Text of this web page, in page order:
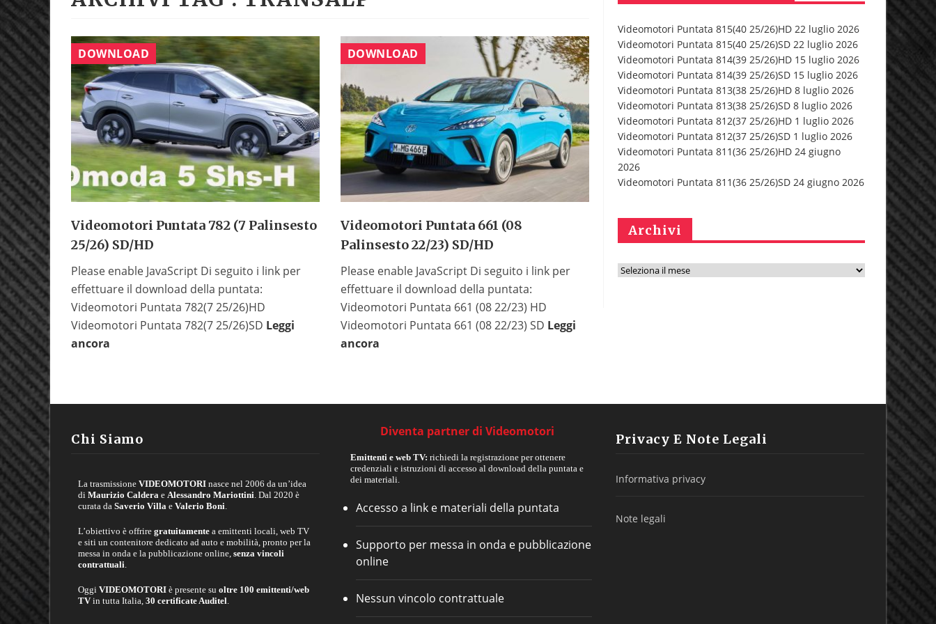
DOWNLOAD
Videomotori Puntata 782 (7 Palinsesto
25/26) SD/HD
Please enable JavaScript Di seguito i link per
effettuare il download della puntata:
Videomotori Puntata 782(7 25/26)HD
Videomotori Puntata 782(7 25/26)SD Leggi
ancora
DOWNLOAD
Videomotori Puntata 661 (08
Palinsesto 22/23) SD/HD
Please enable JavaScript Di seguito i link per
effettuare il download della puntata:
Videomotori Puntata 661 (08 22/23) HD
Videomotori Puntata 661 (08 22/23) SD Leggi
ancora
Videomotori Puntata 815(40 25/26)HD 22 luglio 2026
Videomotori Puntata 815(40 25/26)SD 22 luglio 2026
Videomotori Puntata 814(39 25/26)HD 15 luglio 2026
Videomotori Puntata 814(39 25/26)SD 15 luglio 2026
Videomotori Puntata 813(38 25/26)HD 8 luglio 2026
Videomotori Puntata 813(38 25/26)SD 8 luglio 2026
Videomotori Puntata 812(37 25/26)HD 1 luglio 2026
Videomotori Puntata 812(37 25/26)SD 1 luglio 2026
Videomotori Puntata 811(36 25/26)HD 24 giugno
2026
Videomotori Puntata 811(36 25/26)SD 24 giugno 2026
Archivi
A
Chi Siamo
La trasmissione VIDEOMOTORI nasce nel 2006 da un’idea
di Maurizio Caldera e Alessandro Mariottini. Dal 2020 è
curata da Saverio Villa e Valerio Boni.
L’obiettivo è offrire gratuitamente a emittenti locali, web TV
e siti un contenitore dedicato ad auto e mobilità, pronto per la
messa in onda e la pubblicazione online, senza vincoli
contrattuali.
Oggi VIDEOMOTORI è presente su oltre 100 emittenti/web
TVin tutta Italia, 30 certificate Auditel.
Diventa partner di Videomotori
Emittenti e web TV: richiedi la registrazione per ottenere
credenziali e istruzioni di accesso al download della puntata e
dei materiali.
Accesso a link e materiali della puntata
Supporto per messa in onda e pubblicazione
online
Nessun vincolo contrattuale
Privacy E Note Legali
Informativa privacy
Note legali